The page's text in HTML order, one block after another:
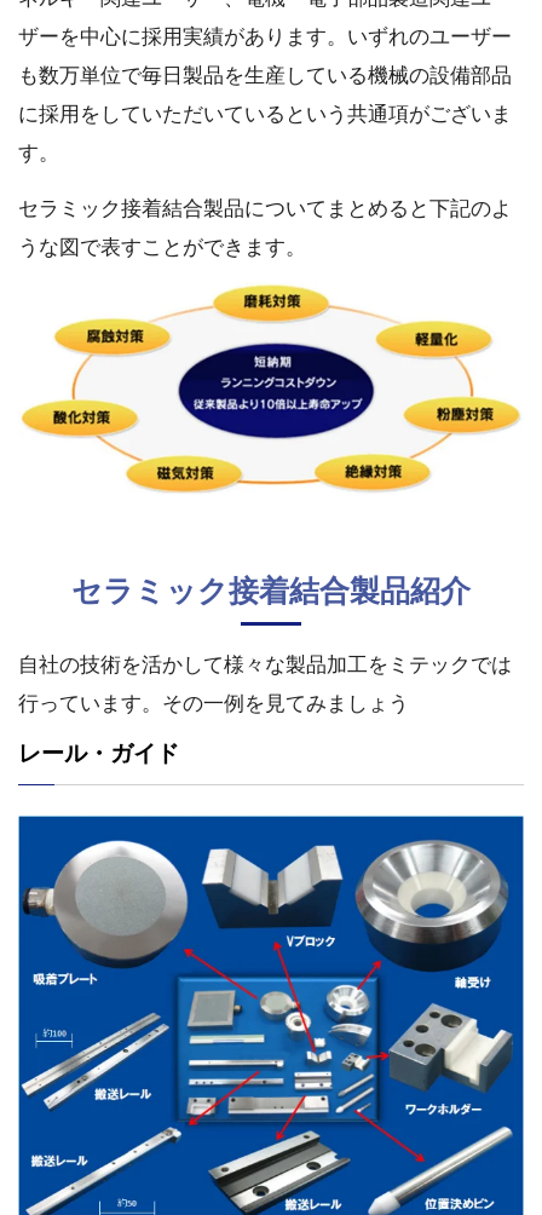
ザーを中心に採用実績があります。いずれのユーザー
も数万単位で毎日製品を生産している機械の設備部品
に採用をしていただいているという共通項がございま
す。
セラミック接着結合製品についてまとめると下記のよ
うな図で表すことができます。
セラミック接着結合製品紹介
自社の技術を活かして様々な製品加工をミテックでは
行っています。その一例を見てみましょう
レール・ガイド